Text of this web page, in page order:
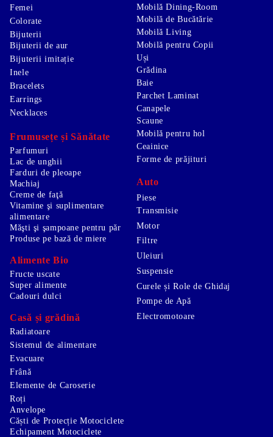
Femei
Colorate
Bijuterii
Bijuterii de aur
Bijuterii imitație
Inele
Bracelets
Earrings
Necklaces
Frumusețe și Sănătate
Parfumuri
Lac de unghii
Farduri de pleoape
Machiaj
Creme de faţă
Vitamine şi suplimentare
alimentare
Măşti şi şampoane pentru păr
Produse pe bază de miere
Alimente Bio
Fructe uscate
Super alimente
Cadouri dulci
Casă și grădină
Mobilă Dining-Room
Mobilă de Bucătărie
Mobilă Living
Mobilă pentru Copii
Uși
Grădina
Baie
Parchet Laminat
Canapele
Scaune
Mobilă pentru hol
Ceainice
Forme de prăjituri
Auto
Piese
Transmisie
Motor
Filtre
Uleiuri
Suspensie
Curele și Role de Ghidaj
Pompe de Apă
Electromotoare
Radiatoare
Sistemul de alimentare
Evacuare
Frână
Elemente de Caroserie
Roți
Anvelope
Căști de Protecție Motociclete
Echipament Motociclete